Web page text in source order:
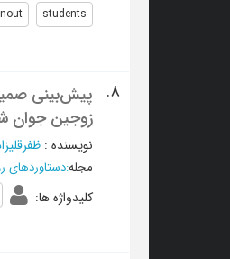
students
8.
پیش‌‌بینی
زوجین جوان
نویسنده :
مجله:دستاوردهای
کلیدواژه ها: